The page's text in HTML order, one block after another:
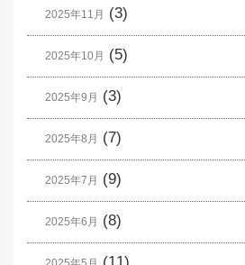
2025年11月 (3)
2025年10月 (5)
2025年9月 (3)
2025年8月 (7)
2025年7月 (9)
2025年6月 (8)